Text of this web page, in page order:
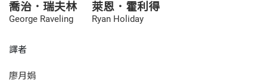
喬治．瑞夫林
George Raveling
萊恩．霍利得
Ryan Holiday
譯者
廖月娟